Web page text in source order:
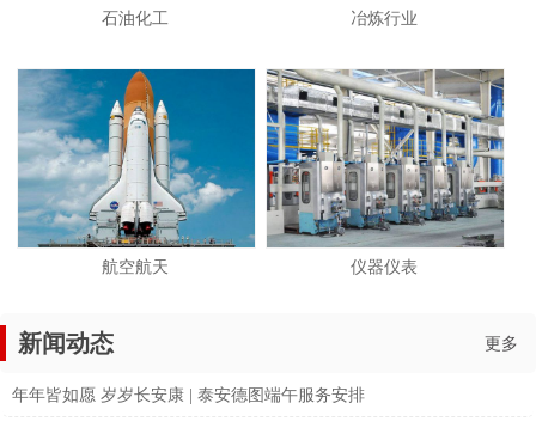
石油化工 冶炼行业
航空航天 仪器仪表
新闻动态 更多
年年皆如愿 岁岁长安康 | 泰安德图端午服务安排